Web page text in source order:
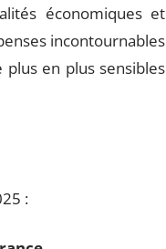
économiques et
incontournables
en plus sensibles
: